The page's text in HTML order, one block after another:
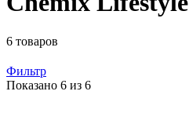
6 товаров
Фильтр
Показано 6 из 6